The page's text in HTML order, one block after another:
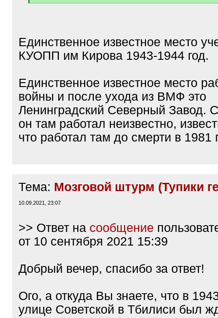
[
Единственное известное место
КУОПП им Кирова 1943-1944 год.
Единственное известное место
войны и после ухода из ВМФ это
Ленинградский Северный Завод. С
он там работал неизвестно,
что работал там до смерти в 1981
Тема: Мозговой штурм (Тупики
10.09.2021, 23:07
>> Ответ на сообщение
от 10 сентября 2021 15:39
Добрый вечер, спасибо за ответ!
Ого, а откуда Вы знаете, что в
улице Советской в Тбилиси был